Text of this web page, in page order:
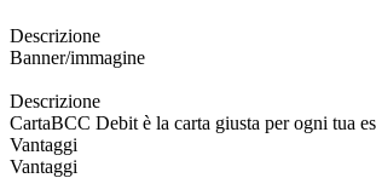
Descrizione
Banner/immagine
Descrizione
CartaBCC Debit è la carta giusta per ogni tua
Vantaggi
Vantaggi